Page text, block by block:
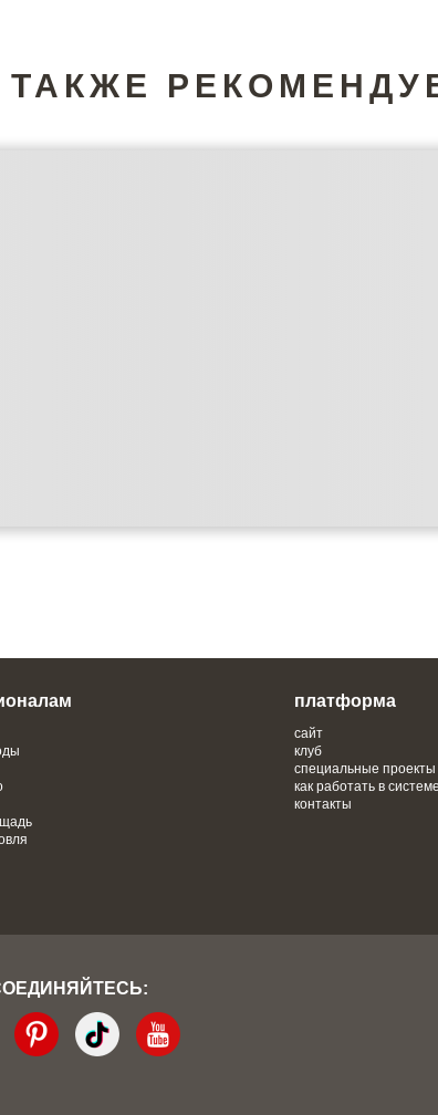
ТАКЖЕ
платформа
сайт
клуб
специальные проекты
как работать в системе
контакты